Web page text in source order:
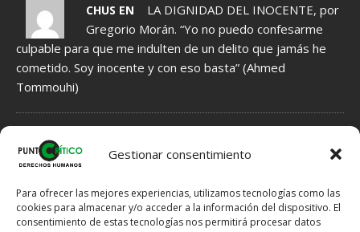
Gestionar consentimiento
Para ofrecer las mejores experiencias, utilizamos tecnologías como las
cookies para almacenar y/o acceder a la información del dispositivo. El
consentimiento de estas tecnologías nos permitirá procesar datos
CHUS EN
LA DIGNIDAD DEL INOCENTE, por
Gregorio Morán. “Yo no puedo confesarme
culpable para que me indulten de un delito que jamás he
cometido. Soy inocente y con eso basta” (Ahmed
Tommouhi)
NORMAS DE MODERACIÓN DE COMENTARIOS
veraces, fundamentados en indicios, no en meras sospechas.
2.- Se EXPRESAN Opiniones, que por ello no han de ser veraces,
pero tampoco han de ser ofensivas si hay posibilidad de expresar